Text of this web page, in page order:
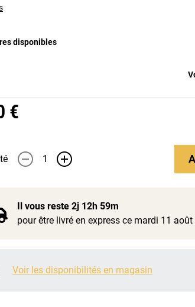
disponibles
€
- +
Il vous reste 2j 12h 59m
pour être livré en express ce mardi 11 août
Voir les disponibilités en magasin